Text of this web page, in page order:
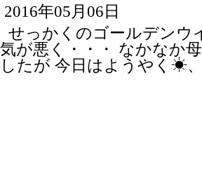
2016年05月06日
せっかくのゴールデンウ
気が悪く・・・ なかなか
したが 今日はようやく☀